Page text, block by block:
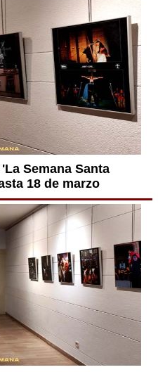
Semana Santa
18 de marzo